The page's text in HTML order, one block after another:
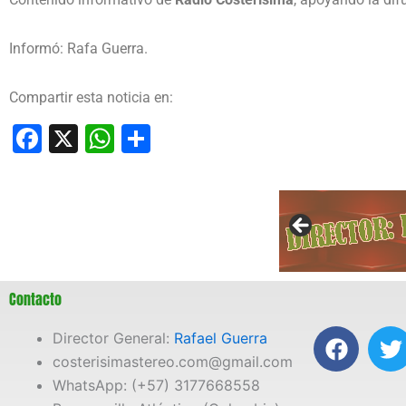
Informó: Rafa Guerra.
Compartir esta noticia en:
Facebook
X WhatsApp
Contacto
Director General: Rafael Guerra
costerisimastereo.com@gmail.com
WhatsApp: (+57) 3177668558
F
a
T